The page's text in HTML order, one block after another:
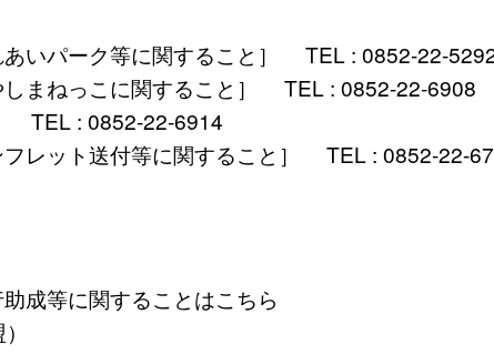
あいパーク等に関すること］ TEL : 0852-22-
しまねっこに関すること］ TEL : 0852-22-6908
TEL : 0852-22-6914
フレット送付等に関すること］ TEL : 0852-22-
成等に関することはこちら
盟）